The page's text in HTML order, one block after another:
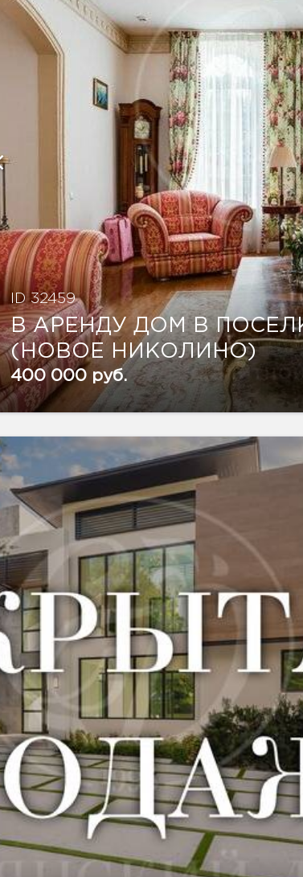
ID 32459
В АРЕНДУ ДОМ В
(НОВОЕ НИКОЛИНО)
400 000 руб.